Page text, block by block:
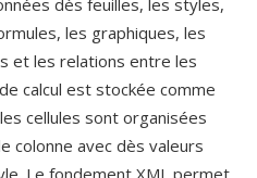
dès feuilles, les styles,
les graphiques, les
et les relations entre les
calcul est stockée comme
cellules sont organisées
colonne avec dès valeurs
Le fondement XML permet